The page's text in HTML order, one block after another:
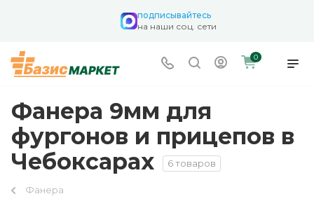
подписывайтесь
на наши соц. сети
0
Фанера 9мм для
фургонов и прицепов в
Чебоксарах
6 товаров
Фанера